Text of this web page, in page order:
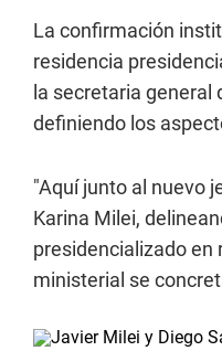
La confirmación
residencia
la secretaria general
definiendo los
"Aquí junto al nuevo
Karina Milei,
presidencializado en
ministerial se